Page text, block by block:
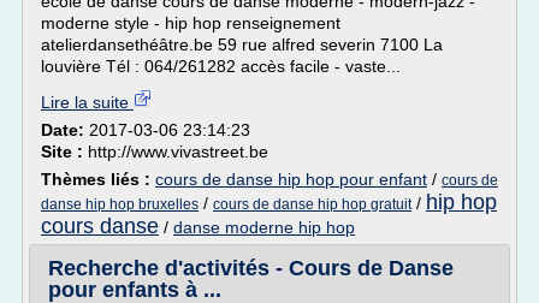
moderne style - hip hop renseignement
atelierdansethéâtre.be 59 rue alfred severin 7100 La
louvière Tél : 064/261282 accès facile - vaste...
Lire la suite
Date: 2017-03-06 23:14:23
Site : http://www.vivastreet.be
Thèmes liés : cours de danse hip hop pour enfant / cours de
danse hip hop bruxelles / cours de danse hip hop gratuit/ hip hop
cours danse / danse moderne hip hop
Recherche d'activités - Cours de Danse
pour enfants à ...